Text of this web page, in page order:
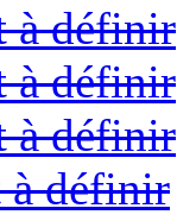
à définir
à définir
à définir
à définir